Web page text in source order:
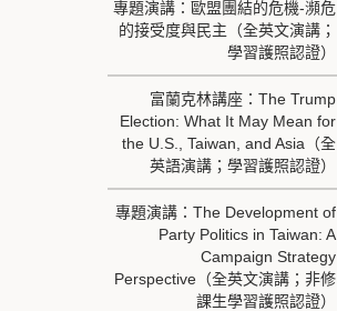
專題演講：歐盟團結的危機-瀕危
的接受度與民主（全英文演講；
學習護照認證）
富蘭克林講座：The Trump
Election: What It May Mean for
the U.S., Taiwan, and Asia（全
英語演講；學習護照認證）
專題演講：The Development of
Party Politics in Taiwan: A
Campaign Strategy
Perspective（全英文演講；非修
課生學習護照認證）